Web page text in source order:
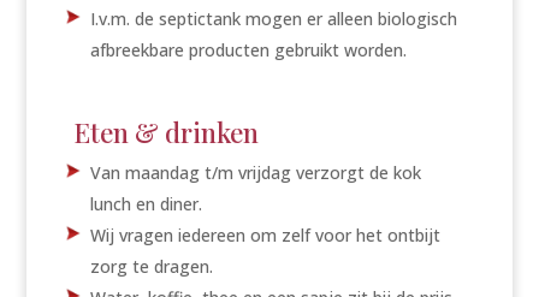
I.v.m. de septictank mogen er alleen biologisch
afbreekbare producten gebruikt worden.
Eten & drinken
Van maandag t/m vrijdag verzorgt de kok
lunch en diner.
Wij vragen iedereen om zelf voor het ontbijt
zorg te dragen.